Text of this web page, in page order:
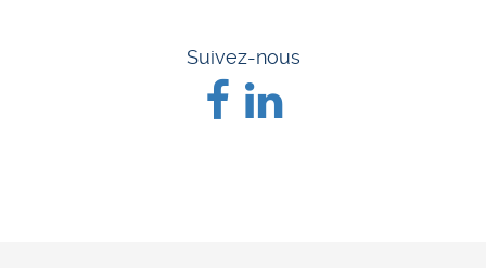
Suivez-nous